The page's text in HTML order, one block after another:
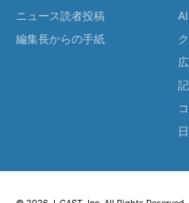
ニュース読者投稿
編集長からの手紙